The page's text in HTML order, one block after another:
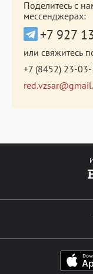
Поделитесь с
мессенджерах:
+7 927
или свяжитесь
+7 (8452) 23-